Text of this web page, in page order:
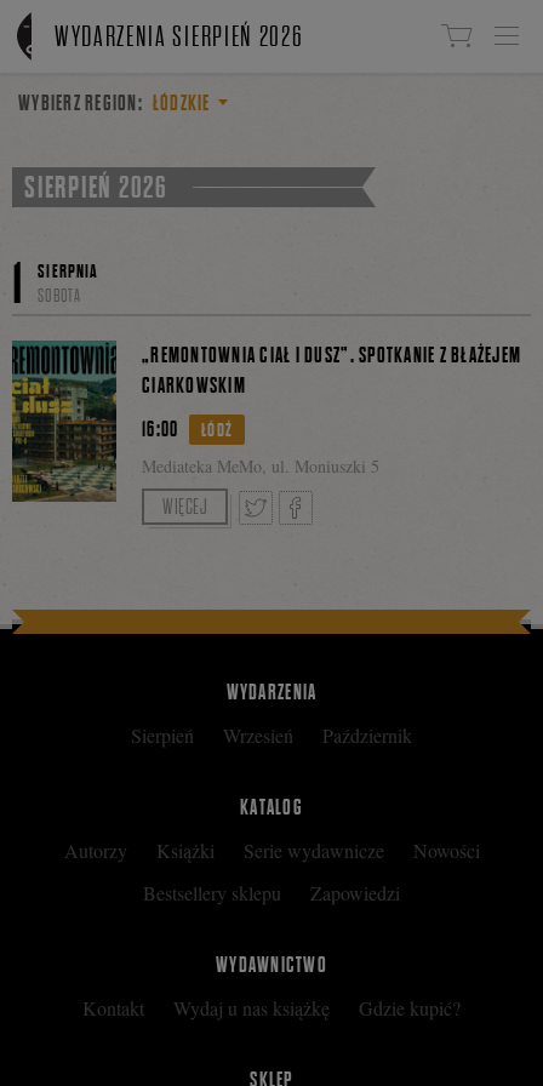
Linki do przejścia
WYDARZENIA SIERPIEŃ 2026
WYBIERZ REGION: ŁÓDZKIE
SIERPIEŃ 2026
1
SIERPNIA
SOBOTA
16:00 ŁÓDŹ
Mediateka MeMo, ul. Moniuszki 5
„REMONTOWNIA CIAŁ I DUSZ”. SPOTKANIE Z BŁAŻEJEM
CIARKOWSKIM
Spotkanie poprowadzi Marta Madejska.
WIĘCEJ
Facebooku
WYDARZENIA
Sierpień Wrzesień Październik
KATALOG
Autorzy Książki Serie wydawnicze
Nowości
Bestsellery sklepu
Zapowiedzi
WYDAWNICTWO
Kontakt Wydaj u nas książkę Gdzie kupić?
SKLEP